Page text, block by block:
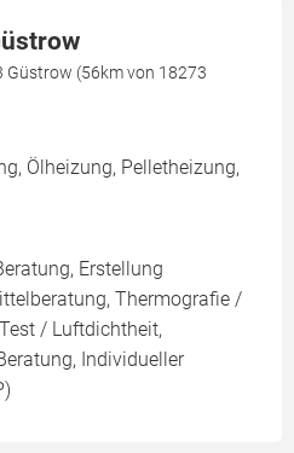
Güstrow (56km von 18273
Ölheizung, Pelletheizung,
Erstellung
Thermografie /
/ Luftdichtheit,
Individueller